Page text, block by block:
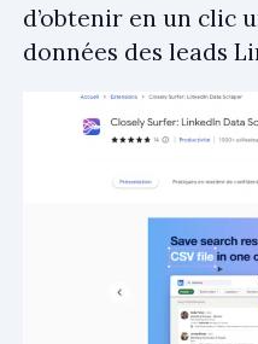
d’obtenir en un clic
données des leads